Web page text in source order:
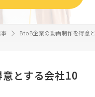
BtoB企業の動画制作を得意
とする会社10